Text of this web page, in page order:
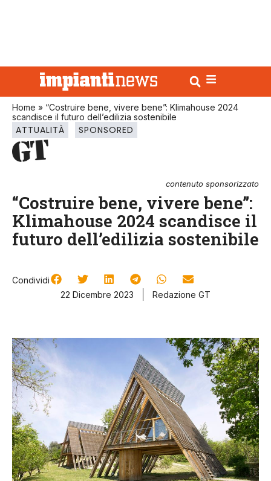
Home » “Costruire bene, vivere bene”: Klimahouse 2024
scandisce il futuro dell’edilizia sostenibile
ATTUALITÀ SPONSORED
contenuto sponsorizzato
“Costruire bene, vivere bene”:
Klimahouse 2024 scandisce il
futuro dell’edilizia sostenibile
Condividi
22 Dicembre 2023
Redazione GT